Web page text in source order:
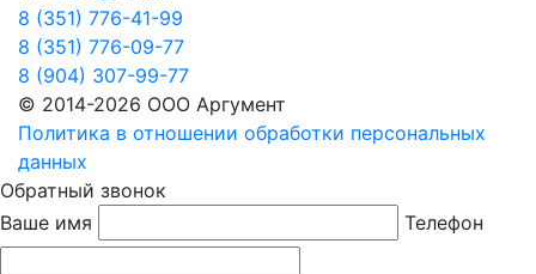
8 (351) 776-41-99
8 (351) 776-09-77
8 (904) 307-99-77
© 2014-2026 ООО Аргумент
Политика в отношении обработки персональных
данных
Обратный звонок
Ваше имя
Телефон